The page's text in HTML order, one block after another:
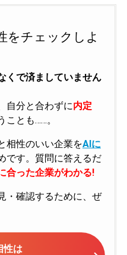
をチェックしよ
くで済ましていません
自分と合わずに内定
ことも……。
相性のいい企業をAIに
です。質問に答えるだ
合った企業がわかる!
・確認するために、ぜ
性は